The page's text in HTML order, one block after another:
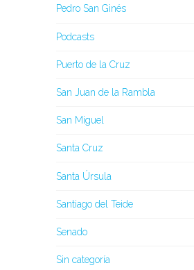
Pedro San Ginés
Podcasts
Puerto de la Cruz
San Juan de la Rambla
San Miguel
Santa Cruz
Santa Úrsula
Santiago del Teide
Senado
Sin categoría